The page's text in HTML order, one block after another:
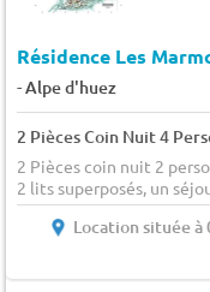
Résidence Les
-Alpe d'huez
2 Pièces Coin Nuit 4
2 Pièces coin nuit 2
2 lits superposés, un
Location située à